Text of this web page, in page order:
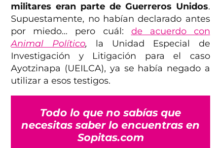
militares eran parte de Guerreros Unidos.
Supuestamente, no habían declarado antes
por miedo… pero cuál: de acuerdo con
Animal Político, la Unidad Especial de
Investigación y Litigación para el caso
Ayotzinapa (UEILCA), ya se había negado a
utilizar a esos testigos.
Todo lo que no sabías que
necesitas saber lo encuentras en
Sopitas.com